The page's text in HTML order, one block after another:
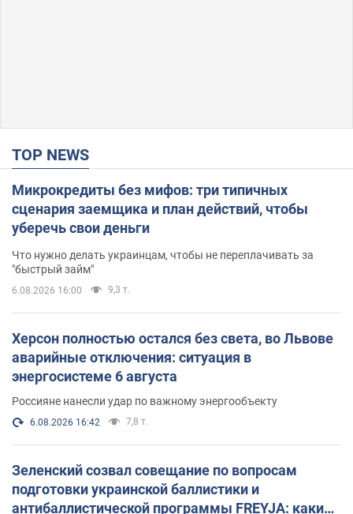
TOP NEWS
Микрокредиты без мифов: три типичных
сценария заемщика и план действий, чтобы
уберечь свои деньги
Что нужно делать украинцам, чтобы не переплачивать за
"быстрый займ"
6.08.2026 16:00 9,3 т.
Херсон полностью остался без света, во Львове
аварийные отключения: ситуация в
энергосистеме 6 августа
Россияне нанесли удар по важному энергообъекту
6.08.2026 16:42 7,8 т.
Зеленский созвал совещание по вопросам
подготовки украинской баллистики и
антибаллистической программы FREYJA: какие